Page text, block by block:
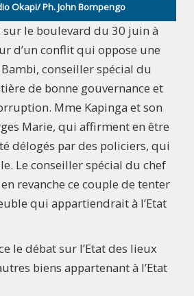
Okapi/ Ph. John Bompengo
le boulevard du 30 juin à
d’un conflit qui oppose une
conseiller spécial du
de bonne gouvernance et
Mme Kapinga et son
Marie, qui affirment en être
délogés par des policiers, qui
Le conseiller spécial du chef
revanche ce couple de tenter
qui appartiendrait à l’Etat
le débat sur l’Etat des lieux
biens appartenant à l’Etat